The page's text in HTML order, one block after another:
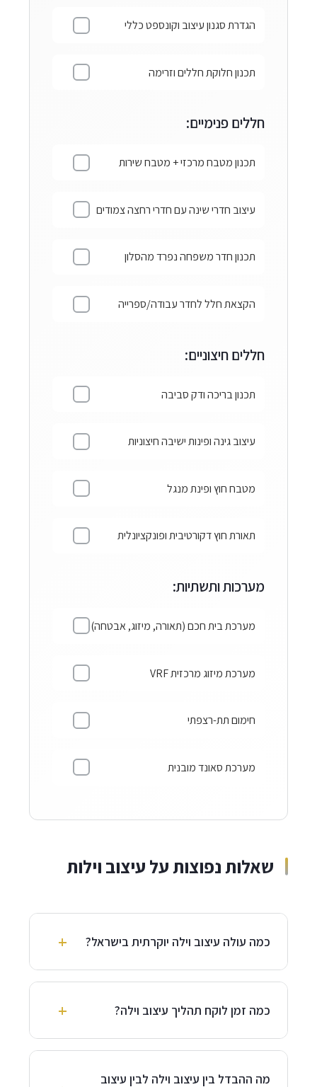
הגדרת סגנון עיצוב וקונספט כללי
תכנון חלוקת חללים וזרימה
חללים פנימיים:
תכנון מטבח מרכזי + מטבח שירות
עיצוב חדרי שינה עם חדרי רחצה צמודים
תכנון חדר משפחה נפרד מהסלון
הקצאת חלל לחדר עבודה/ספרייה
חללים חיצוניים:
תכנון בריכה ודק סביבה
עיצוב גינה ופינות ישיבה חיצוניות
מטבח חוץ ופינת מנגל
תאורת חוץ דקורטיבית ופונקציונלית
מערכות ותשתיות:
מערכת בית חכם (תאורה, מיזוג, אבטחה)
מערכת מיזוג מרכזית VRF
חימום תת-רצפתי
מערכת סאונד מובנית
שאלות נפוצות על עיצוב וילות
כמה עולה עיצוב וילה יוקרתית בישראל? +
עלותעיצוב וילה יוקרתיתתלויה במספר גורמים:
גודל הווילה, רמת הגימור, סגנון העיצוב והיקף
כמה זמן לוקח תהליך עיצוב וילה? +
תהליך מלא שלעיצוב וילות
אורך בדרך כלל 4-8
מה ההבדל בין עיצוב וילה לבין עיצוב